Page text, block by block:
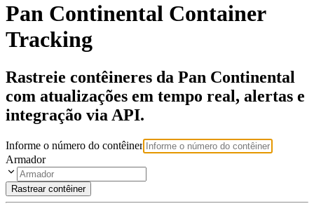
Pan Continental Container
Tracking
Rastreie contêineres da Pan Continental
com atualizações em tempo real, alertas e
integração via API.
Informe o número do contêiner
Armador
Rastrear contêiner